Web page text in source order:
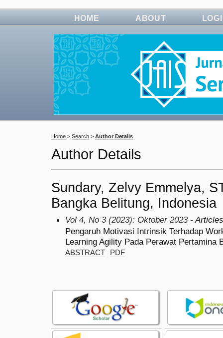
HOME ABOUT
Home > Search > Author Details
Author Details
Sundary, Zelvy Emmelya,
Bangka Belitung, Indonesia
Vol 4, No 3 (2023): Oktober 2023- Articles
Pengaruh Motivasi Intrinsik Terhadap
Learning Agility Pada Perawat Pertamina
ABSTRACT PDF